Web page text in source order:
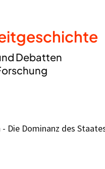
Debatten
Die Dominanz des